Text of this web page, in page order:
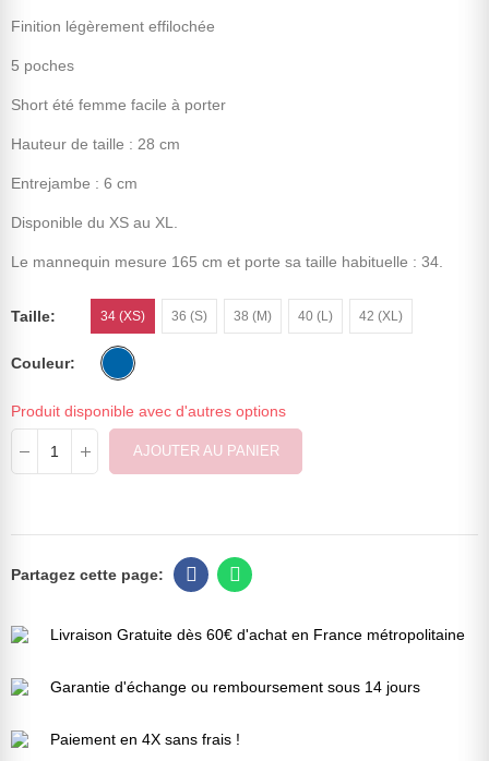
Finition légèrement effilochée
5 poches
Short été femme facile à porter
Hauteur de taille : 28 cm
Entrejambe : 6 cm
Disponible du XS au XL.
Le mannequin mesure 165 cm et porte sa taille habituelle : 34.
Taille 34 (XS) 36 (S) 38 (M) 40 (L) 42 (XL)
Couleur
Produit disponible avec d'autres options
AJOUTER AU PANIER
Livraison Gratuite dès 60€ d'achat en France métropolitaine
Garantie d'échange ou remboursement sous 14 jours
Paiement en 4X sans frais !